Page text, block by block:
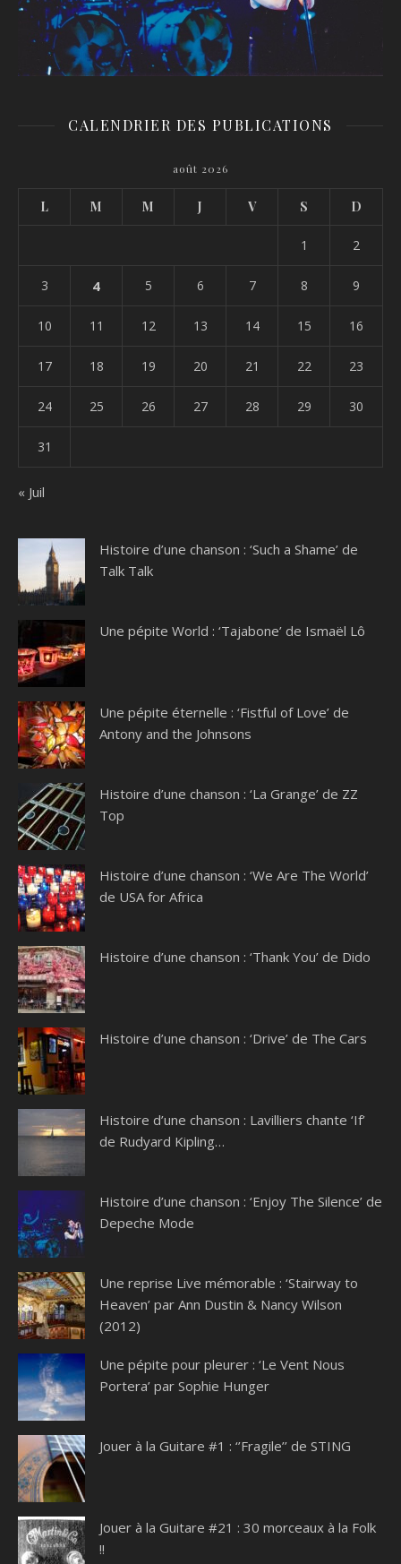
CALENDRIER DES PUBLICATIONS
août 2026
L M M J V S D
1 2
3 4 5 6 7 8 9
10 11 12 13 14 15 16
17 18 19 20 21 22 23
24 25 26 27 28 29 30
31
« Juil
Histoire d’une chanson : ‘Such a Shame’ de
Talk Talk
Une pépite World : ‘Tajabone’ de Ismaël Lô
Une pépite éternelle : ‘Fistful of Love’ de
Antony and the Johnsons
Histoire d’une chanson : ‘La Grange’ de ZZ
Top
Histoire d’une chanson : ‘We Are The World’
de USA for Africa
Histoire d’une chanson : ‘Thank You’ de Dido
Histoire d’une chanson : ‘Drive’ de The Cars
Histoire d’une chanson : Lavilliers chante ‘If’
de Rudyard Kipling…
Histoire d’une chanson : ‘Enjoy The Silence’ de
Depeche Mode
Une reprise Live mémorable : ‘Stairway to
Heaven’ par Ann Dustin & Nancy Wilson
(2012)
Une pépite pour pleurer : ‘Le Vent Nous
Portera’ par Sophie Hunger
Jouer à la Guitare #1 : ‘’Fragile’’ de STING
Jouer à la Guitare #21 : 30 morceaux à la Folk
!!